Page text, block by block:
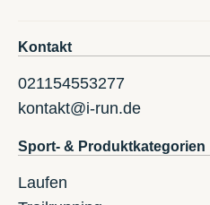
Kontakt
021154553277
kontakt@i-run.de
Sport- & Produktkategorien
Laufen